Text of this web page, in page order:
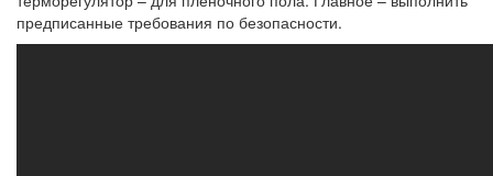
предписанные требования по безопасности.